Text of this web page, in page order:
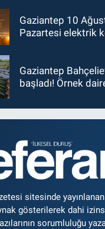
Gaziantep 10
Pazartesi elektrik
Gaziantep
başladı! Örnek
sitesinde yayınlanan
gösterilerek dahi
sorumluluğu